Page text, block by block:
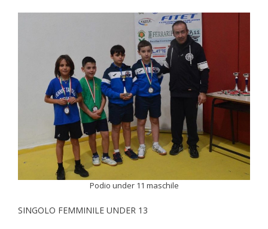
Podio under 11 maschile
SINGOLO FEMMINILE UNDER 13